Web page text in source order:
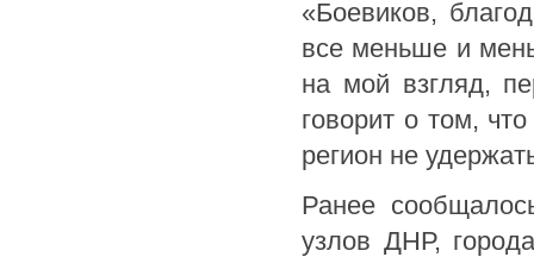
«Боевиков,
все меньше и
на мой взгляд,
говорит о том,
регион не
Ранее
узлов ДНР,